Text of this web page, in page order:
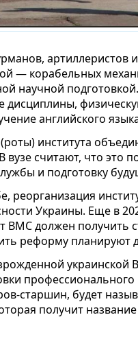
артиллеристов
— корабельных
научной
английского
института
вузе считают, что это
и подготовку
реорганизация
Украины. Еще в
ВМС должен получить
реформу планируют
старшин, будет
получит